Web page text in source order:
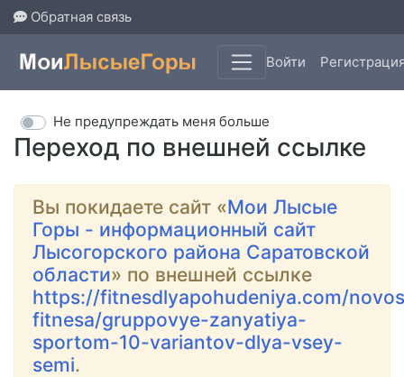
Обратная связь
Войти
Переход по внешней ссылке
Не предупреждать меня больше
Вы покидаете сайт «Мои Лысые
Горы - информационный сайт
Лысогорского района Саратовской
области» по внешней ссылке
https://fitnesdlyapohudeniya.com/
fitnesa/gruppovye-zanyatiya-
sportom-10-variantov-dlya-vsey-
semi.